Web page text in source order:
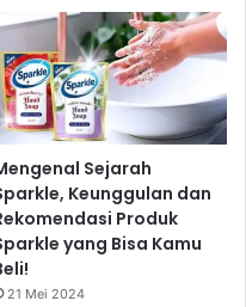
Sejarah
Keunggulan dan
Produk
yang Bisa Kamu
21 Mei 2024